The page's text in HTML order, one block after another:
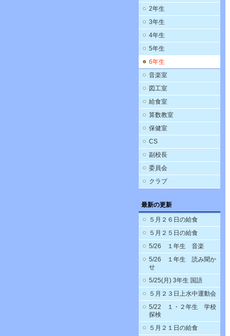
2年生
3年生
4年生
5年生
6年生
音楽室
図工室
給食室
算数教室
保健室
CS
副校長
委員会
クラブ
最新の更新
５月２６日の給食
５月２５日の給食
5/26 １年生 音楽
5/26 １年生 読み聞か
せ
5/25(月) 3年生 国語
５月２３日上水中運動会
5/22 １・２年生 学校
探検
５月２１日の給食